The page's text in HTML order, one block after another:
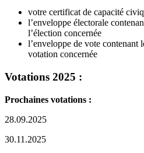
votre certificat de capacité
l’enveloppe électorale
l’élection concernée
l’enveloppe de vote
votation concernée
Votations 2025 :
Prochaines votations :
28.09.2025
30.11.2025